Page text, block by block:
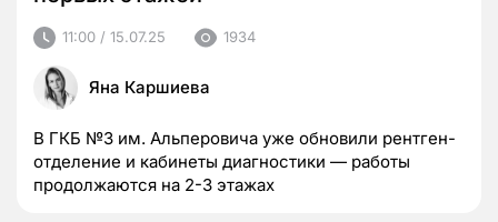
11:00 / 15.07.25 1934
Яна Каршиева
В ГКБ №3 им. Альперовича уже обновили рентген-
отделение и кабинеты диагностики — работы
продолжаются на 2-3 этажах